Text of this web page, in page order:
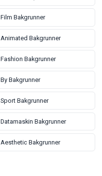
Film Bakgrunner
Animated Bakgrunner
Fashion Bakgrunner
By Bakgrunner
Sport Bakgrunner
Datamaskin Bakgrunner
Aesthetic Bakgrunner